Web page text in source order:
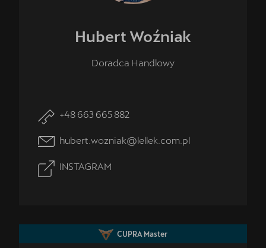
Hubert Woźniak
Doradca Handlowy
+48 663 665 882
hubert.wozniak@lellek.com.pl
INSTAGRAM
CUPRA Master